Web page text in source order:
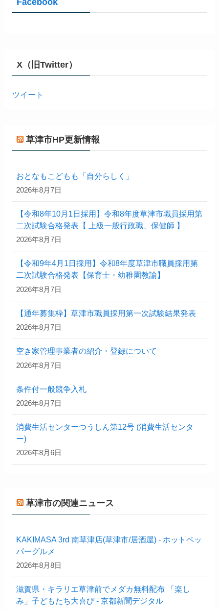
X（旧Twitter）
ツイート
草津市HP更新情報
おとなもこどもも「自分らしく」
2026年8月7日
【令和8年10月1日採用】令和8年度草津市職員採用第
二次試験合格発表【 上級一般行政職、保健師 】
2026年8月7日
【令和9年4月1日採用】令和8年度草津市職員採用第
二次試験合格発表【保育士・幼稚園教諭】
2026年8月7日
【通年募集枠】草津市職員採用第一次試験結果発表
2026年8月7日
空き家管理事業者の紹介・登録について
2026年8月7日
条件付一般競争入札
2026年8月7日
消費生活センターつうしん第12号 (消費生活センタ
ー)
2026年8月6日
草津市の関連ニュース
KAKIMASA 3rd 南草津店(草津市/居酒屋) - ホットペッ
パーグルメ
2026年8月8日
滋賀県・キラリエ草津前でメダカ無料配布 「楽し
み」子どもたち大喜び - 京都新聞デジタル